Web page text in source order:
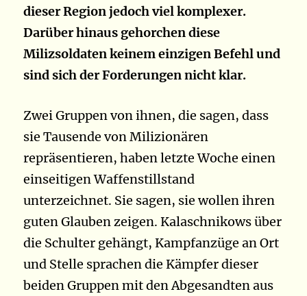
dieser Region jedoch viel komplexer.
Darüber hinaus gehorchen diese
Milizsoldaten keinem einzigen Befehl und
sind sich der Forderungen nicht klar.
Zwei Gruppen von ihnen, die sagen, dass
sie Tausende von Milizionären
repräsentieren, haben letzte Woche einen
einseitigen Waffenstillstand
unterzeichnet. Sie sagen, sie wollen ihren
guten Glauben zeigen. Kalaschnikows über
die Schulter gehängt, Kampfanzüge an Ort
und Stelle sprachen die Kämpfer dieser
beiden Gruppen mit den Abgesandten aus